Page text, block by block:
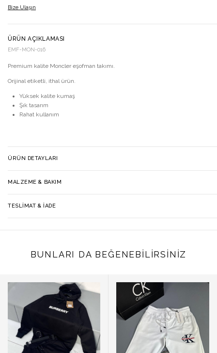
Bize Ulaşın
ÜRÜN AÇIKLAMASI
EMF-MON-016
Premium kalite Moncler eşofman takımı.
Orijinal etiketli, ithal ürün.
Yüksek kalite kumaş
Şık tasarım
Rahat kullanım
ÜRÜN DETAYLARI
MALZEME & BAKIM
TESLIMAT & İADE
BUNLARI DA BEĞENEBILIRSINIZ